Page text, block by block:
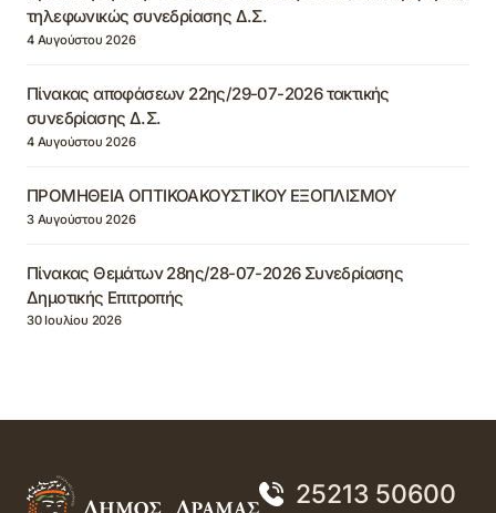
τηλεφωνικώς συνεδρίασης Δ.Σ.
4 Αυγούστου 2026
Πίνακας αποφάσεων 22ης/29-07-2026 τακτικής
συνεδρίασης Δ.Σ.
4 Αυγούστου 2026
ΠΡΟΜΗΘΕΙΑ ΟΠΤΙΚΟΑΚΟΥΣΤΙΚΟΥ ΕΞΟΠΛΙΣΜΟΥ
3 Αυγούστου 2026
Πίνακας Θεμάτων 28ης/28-07-2026 Συνεδρίασης
Δημοτικής Επιτροπής
30 Ιουλίου 2026
25213 50600